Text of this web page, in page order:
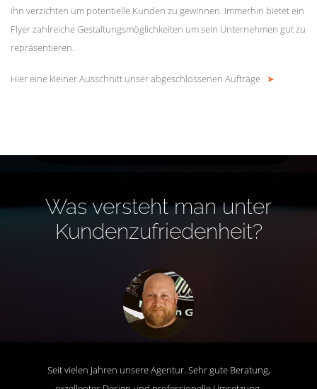
ihn verzichten um potentielle Kunden zu gewinnen. Immerhin bietet ein
Flyer zahlreiche Gestaltungsmöglichkeiten um sein Unternehmen gut zu
repräsentieren.
Hier eine kleiner Ausschnitt unser abgeschlossenen Aufträge ➤
Was versteht man unter
Kundenzufriedenheit?
Seit vielen Jahren unsere Agentur. Sehr gute Beratung,